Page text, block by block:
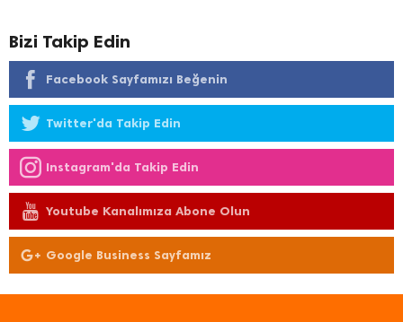
Bizi Takip Edin
Facebook Sayfamızı Beğenin
Twitter'da Takip Edin
Instagram'da Takip Edin
Youtube Kanalımıza Abone Olun
Google Business Sayfamız